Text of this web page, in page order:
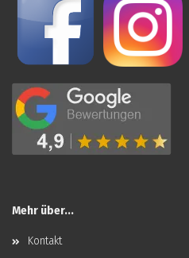
Mehr über...
Kontakt